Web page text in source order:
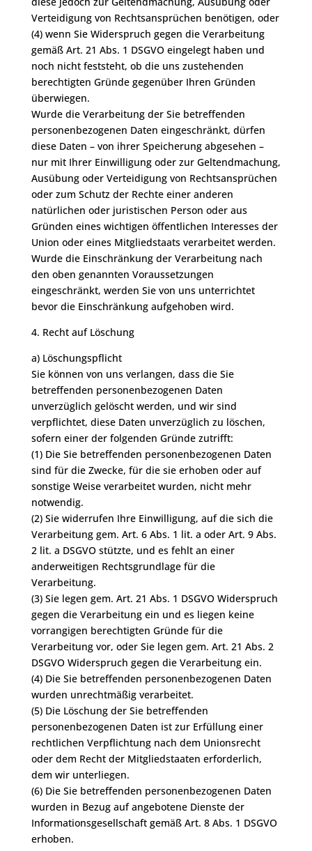
Verteidigung von Rechtsansprüchen benötigen, oder
(4) wenn Sie Widerspruch gegen die Verarbeitung
gemäß Art. 21 Abs. 1 DSGVO eingelegt haben und
noch nicht feststeht, ob die uns zustehenden
berechtigten Gründe gegenüber Ihren Gründen
überwiegen.
Wurde die Verarbeitung der Sie betreffenden
personenbezogenen Daten eingeschränkt, dürfen
diese Daten – von ihrer Speicherung abgesehen –
nur mit Ihrer Einwilligung oder zur Geltendmachung,
Ausübung oder Verteidigung von Rechtsansprüchen
oder zum Schutz der Rechte einer anderen
natürlichen oder juristischen Person oder aus
Gründen eines wichtigen öffentlichen Interesses der
Union oder eines Mitgliedstaats verarbeitet werden.
Wurde die Einschränkung der Verarbeitung nach
den oben genannten Voraussetzungen
eingeschränkt, werden Sie von uns unterrichtet
bevor die Einschränkung aufgehoben wird.
4. Recht auf Löschung
a) Löschungspflicht
Sie können von uns verlangen, dass die Sie
betreffenden personenbezogenen Daten
unverzüglich gelöscht werden, und wir sind
verpflichtet, diese Daten unverzüglich zu löschen,
sofern einer der folgenden Gründe zutrifft:
(1) Die Sie betreffenden personenbezogenen Daten
sind für die Zwecke, für die sie erhoben oder auf
sonstige Weise verarbeitet wurden, nicht mehr
notwendig.
(2) Sie widerrufen Ihre Einwilligung, auf die sich die
Verarbeitung gem. Art. 6 Abs. 1 lit. a oder Art. 9 Abs.
2 lit. a DSGVO stützte, und es fehlt an einer
anderweitigen Rechtsgrundlage für die
Verarbeitung.
(3) Sie legen gem. Art. 21 Abs. 1 DSGVO Widerspruch
gegen die Verarbeitung ein und es liegen keine
vorrangigen berechtigten Gründe für die
Verarbeitung vor, oder Sie legen gem. Art. 21 Abs. 2
DSGVO Widerspruch gegen die Verarbeitung ein.
(4) Die Sie betreffenden personenbezogenen Daten
wurden unrechtmäßig verarbeitet.
(5) Die Löschung der Sie betreffenden
personenbezogenen Daten ist zur Erfüllung einer
rechtlichen Verpflichtung nach dem Unionsrecht
oder dem Recht der Mitgliedstaaten erforderlich,
dem wir unterliegen.
(6) Die Sie betreffenden personenbezogenen Daten
wurden in Bezug auf angebotene Dienste der
Informationsgesellschaft gemäß Art. 8 Abs. 1 DSGVO
erhoben.